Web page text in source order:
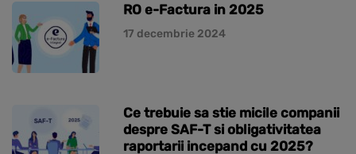
RO e-Factura in 2025
17 decembrie 2024
Ce trebuie sa stie micile companii
despre SAF-T si obligativitatea
raportarii incepand cu 2025?